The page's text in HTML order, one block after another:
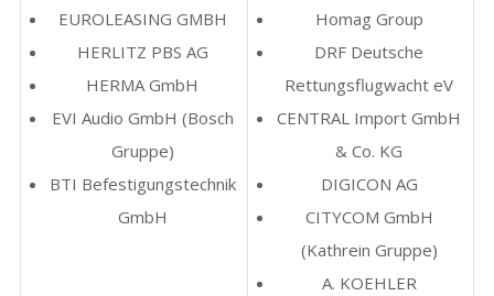
EUROLEASING GMBH
HERLITZ PBS AG
HERMA GmbH
EVI Audio GmbH (Bosch
Gruppe)
BTI Befestigungstechnik
GmbH
Homag Group
DRF Deutsche
Rettungsflugwacht eV
CENTRAL Import GmbH
& Co. KG
DIGICON AG
CITYCOM GmbH
(Kathrein Gruppe)
A. KOEHLER